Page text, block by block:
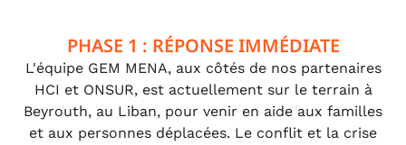
PHASE 1 : RÉPONSE IMMÉDIATE
L'équipe GEM MENA, aux côtés de nos partenaires
HCI et ONSUR, est actuellement sur le terrain à
Beyrouth, au Liban, pour venir en aide aux familles
et aux personnes déplacées. Le conflit et la crise